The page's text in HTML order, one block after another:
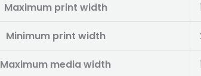
Maximum print width
Minimum print width
Maximum media width